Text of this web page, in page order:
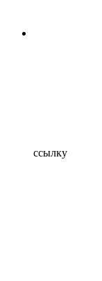
ссылку